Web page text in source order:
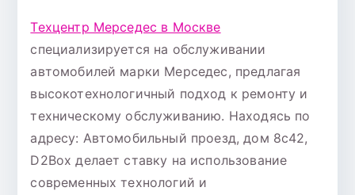
Техцентр Мерседес в Москве
специализируется на обслуживании
автомобилей марки Мерседес, предлагая
высокотехнологичный подход к ремонту и
техническому обслуживанию. Находясь по
адресу: Автомобильный проезд, дом 8с42,
D2Box делает ставку на использование
современных технологий и